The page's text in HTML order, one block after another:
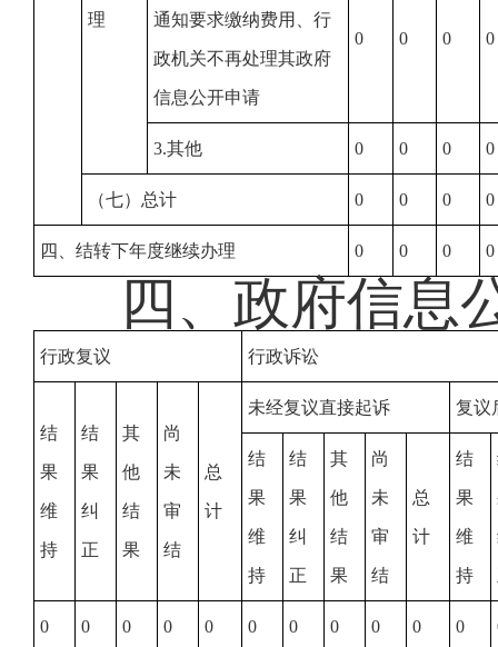
理 通知要求缴纳费用、行
政机关不再处理其政府
信息公开申请
0 0 0 0
3.其他 0 0 0 0
（七）总计 0 0 0 0
四、结转下年度继续办理 0 0 0 0
四、政府信息
行政复议 行政诉讼
结
果
维
持
结
果
纠
正
其
他
结
果
尚
未
审
结
总
计
未经复议直接起诉 复议
结
果
维
持
结
果
纠
正
其
他
结
果
尚
未
审
结
总
计
结
果
维
持
0 0 0 0 0 0 0 0 0 0 0